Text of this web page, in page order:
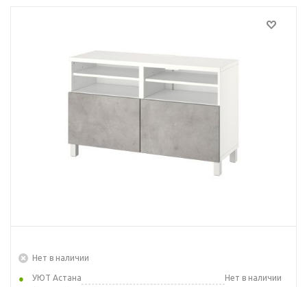
Нет в наличии
УЮТ Астана
Нет в наличии